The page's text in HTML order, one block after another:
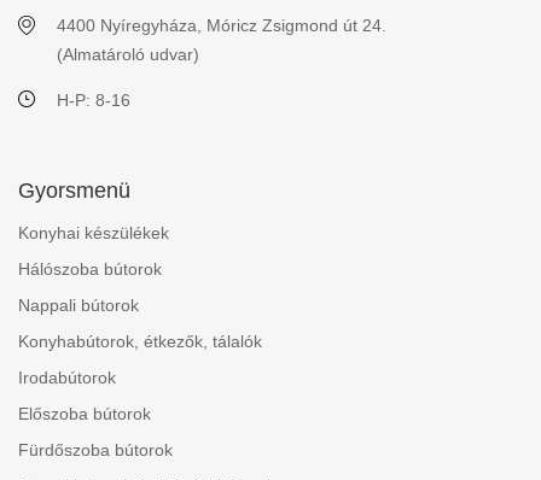
4400 Nyíregyháza, Móricz Zsigmond út 24.
(Almatároló udvar)
H-P: 8-16
Gyorsmenü
Konyhai készülékek
Hálószoba bútorok
Nappali bútorok
Konyhabútorok, étkezők, tálalók
Irodabútorok
Előszoba bútorok
Fürdőszoba bútorok